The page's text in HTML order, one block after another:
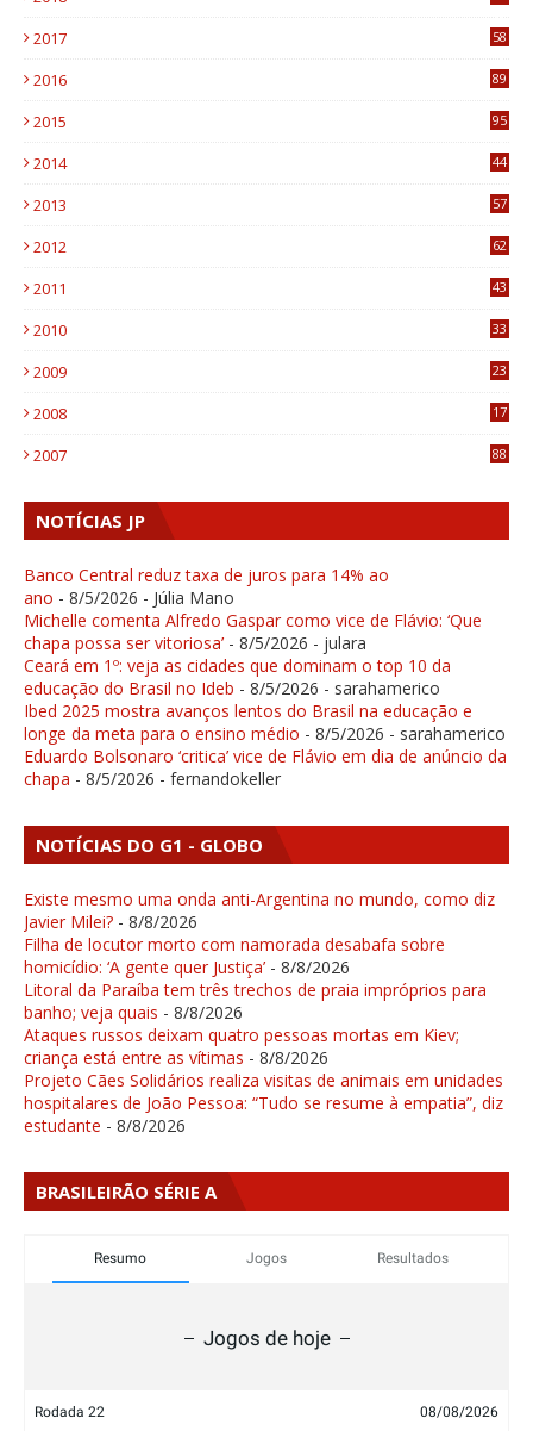
2017
58
2016
89
2015
95
2014
44
2013
57
2012
62
2011
43
2010
33
2009
23
2008
17
2007 88
NOTÍCIAS JP
Banco Central reduz taxa de juros para 14% ao
ano - 8/5/2026 - Júlia Mano
Michelle comenta Alfredo Gaspar como vice de Flávio: ‘Que
chapa possa ser vitoriosa’ - 8/5/2026 - julara
Ceará em 1º: veja as cidades que dominam o top 10 da
educação do Brasil no Ideb - 8/5/2026 - sarahamerico
Ibed 2025 mostra avanços lentos do Brasil na educação e
longe da meta para o ensino médio - 8/5/2026 - sarahamerico
Eduardo Bolsonaro ‘critica’ vice de Flávio em dia de anúncio da
chapa - 8/5/2026 - fernandokeller
NOTÍCIAS DO G1 - GLOBO
Existe mesmo uma onda anti-Argentina no mundo, como diz
Javier Milei? - 8/8/2026
Filha de locutor morto com namorada desabafa sobre
homicídio: ‘A gente quer Justiça’ - 8/8/2026
Litoral da Paraíba tem três trechos de praia impróprios para
banho; veja quais - 8/8/2026
Ataques russos deixam quatro pessoas mortas em Kiev;
criança está entre as vítimas - 8/8/2026
Projeto Cães Solidários realiza visitas de animais em unidades
hospitalares de João Pessoa: “Tudo se resume à empatia”, diz
estudante - 8/8/2026
BRASILEIRÃO SÉRIE A
Resumo Jogos Resultados
Jogos de hoje
Rodada 22 08/08/2026